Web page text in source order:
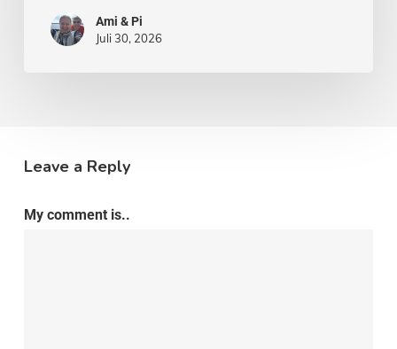
Ami & Pi
Juli 30, 2026
Leave a Reply
My comment is..